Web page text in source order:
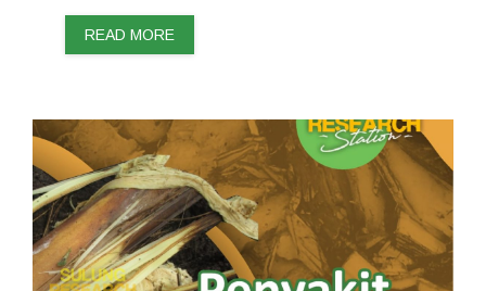
READ MORE